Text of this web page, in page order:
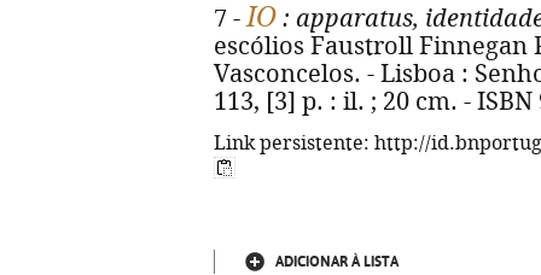
7 -IO : apparatus,
escólios Faustroll Finnegan
Vasconcelos. - Lisboa :
113, [3] p. : il. ; 20 cm. - ISBN
Link persistente: http://
ADICIONAR À LISTA